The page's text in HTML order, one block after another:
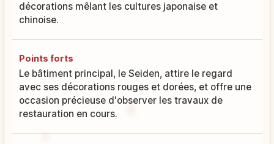
décorations mêlant les cultures japonaise et
chinoise.
Points forts
Le bâtiment principal, le Seiden, attire le regard
avec ses décorations rouges et dorées, et offre une
occasion précieuse d'observer les travaux de
restauration en cours.